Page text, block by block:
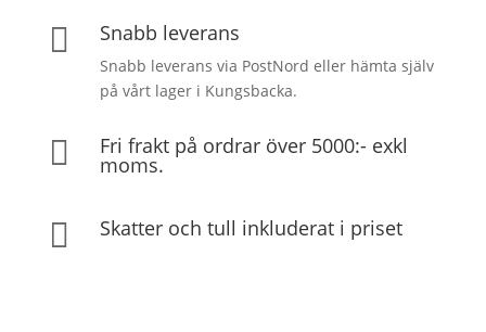
 Snabb leverans
Snabb leverans via PostNord eller hämta själv
på vårt lager i Kungsbacka.
 Fri frakt på ordrar över 5000:- exkl
moms.
 Skatter och tull inkluderat i priset